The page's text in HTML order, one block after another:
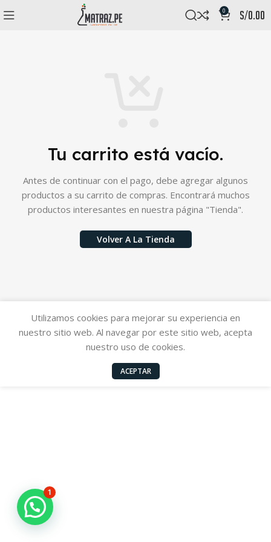
0 s/0.00
Tu carrito está vacío.
Antes de continuar con el pago, debe agregar algunos
productos a su carrito de compras. Encontrará muchos
productos interesantes en nuestra página "Tienda".
Volver A La Tienda
Utilizamos cookies para mejorar su experiencia en
nuestro sitio web. Al navegar por este sitio web, acepta
nuestro uso de cookies.
ACEPTAR
1